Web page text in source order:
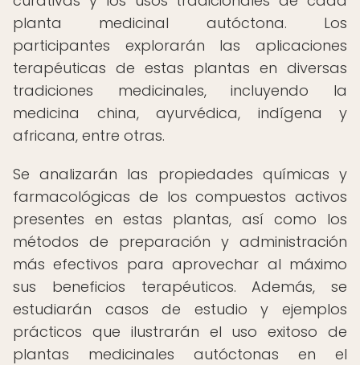
planta medicinal autóctona. Los
participantes explorarán las aplicaciones
terapéuticas de estas plantas en diversas
tradiciones medicinales, incluyendo la
medicina china, ayurvédica, indígena y
africana, entre otras.
Se analizarán las propiedades químicas y
farmacológicas de los compuestos activos
presentes en estas plantas, así como los
métodos de preparación y administración
más efectivos para aprovechar al máximo
sus beneficios terapéuticos. Además, se
estudiarán casos de estudio y ejemplos
prácticos que ilustrarán el uso exitoso de
plantas medicinales autóctonas en el